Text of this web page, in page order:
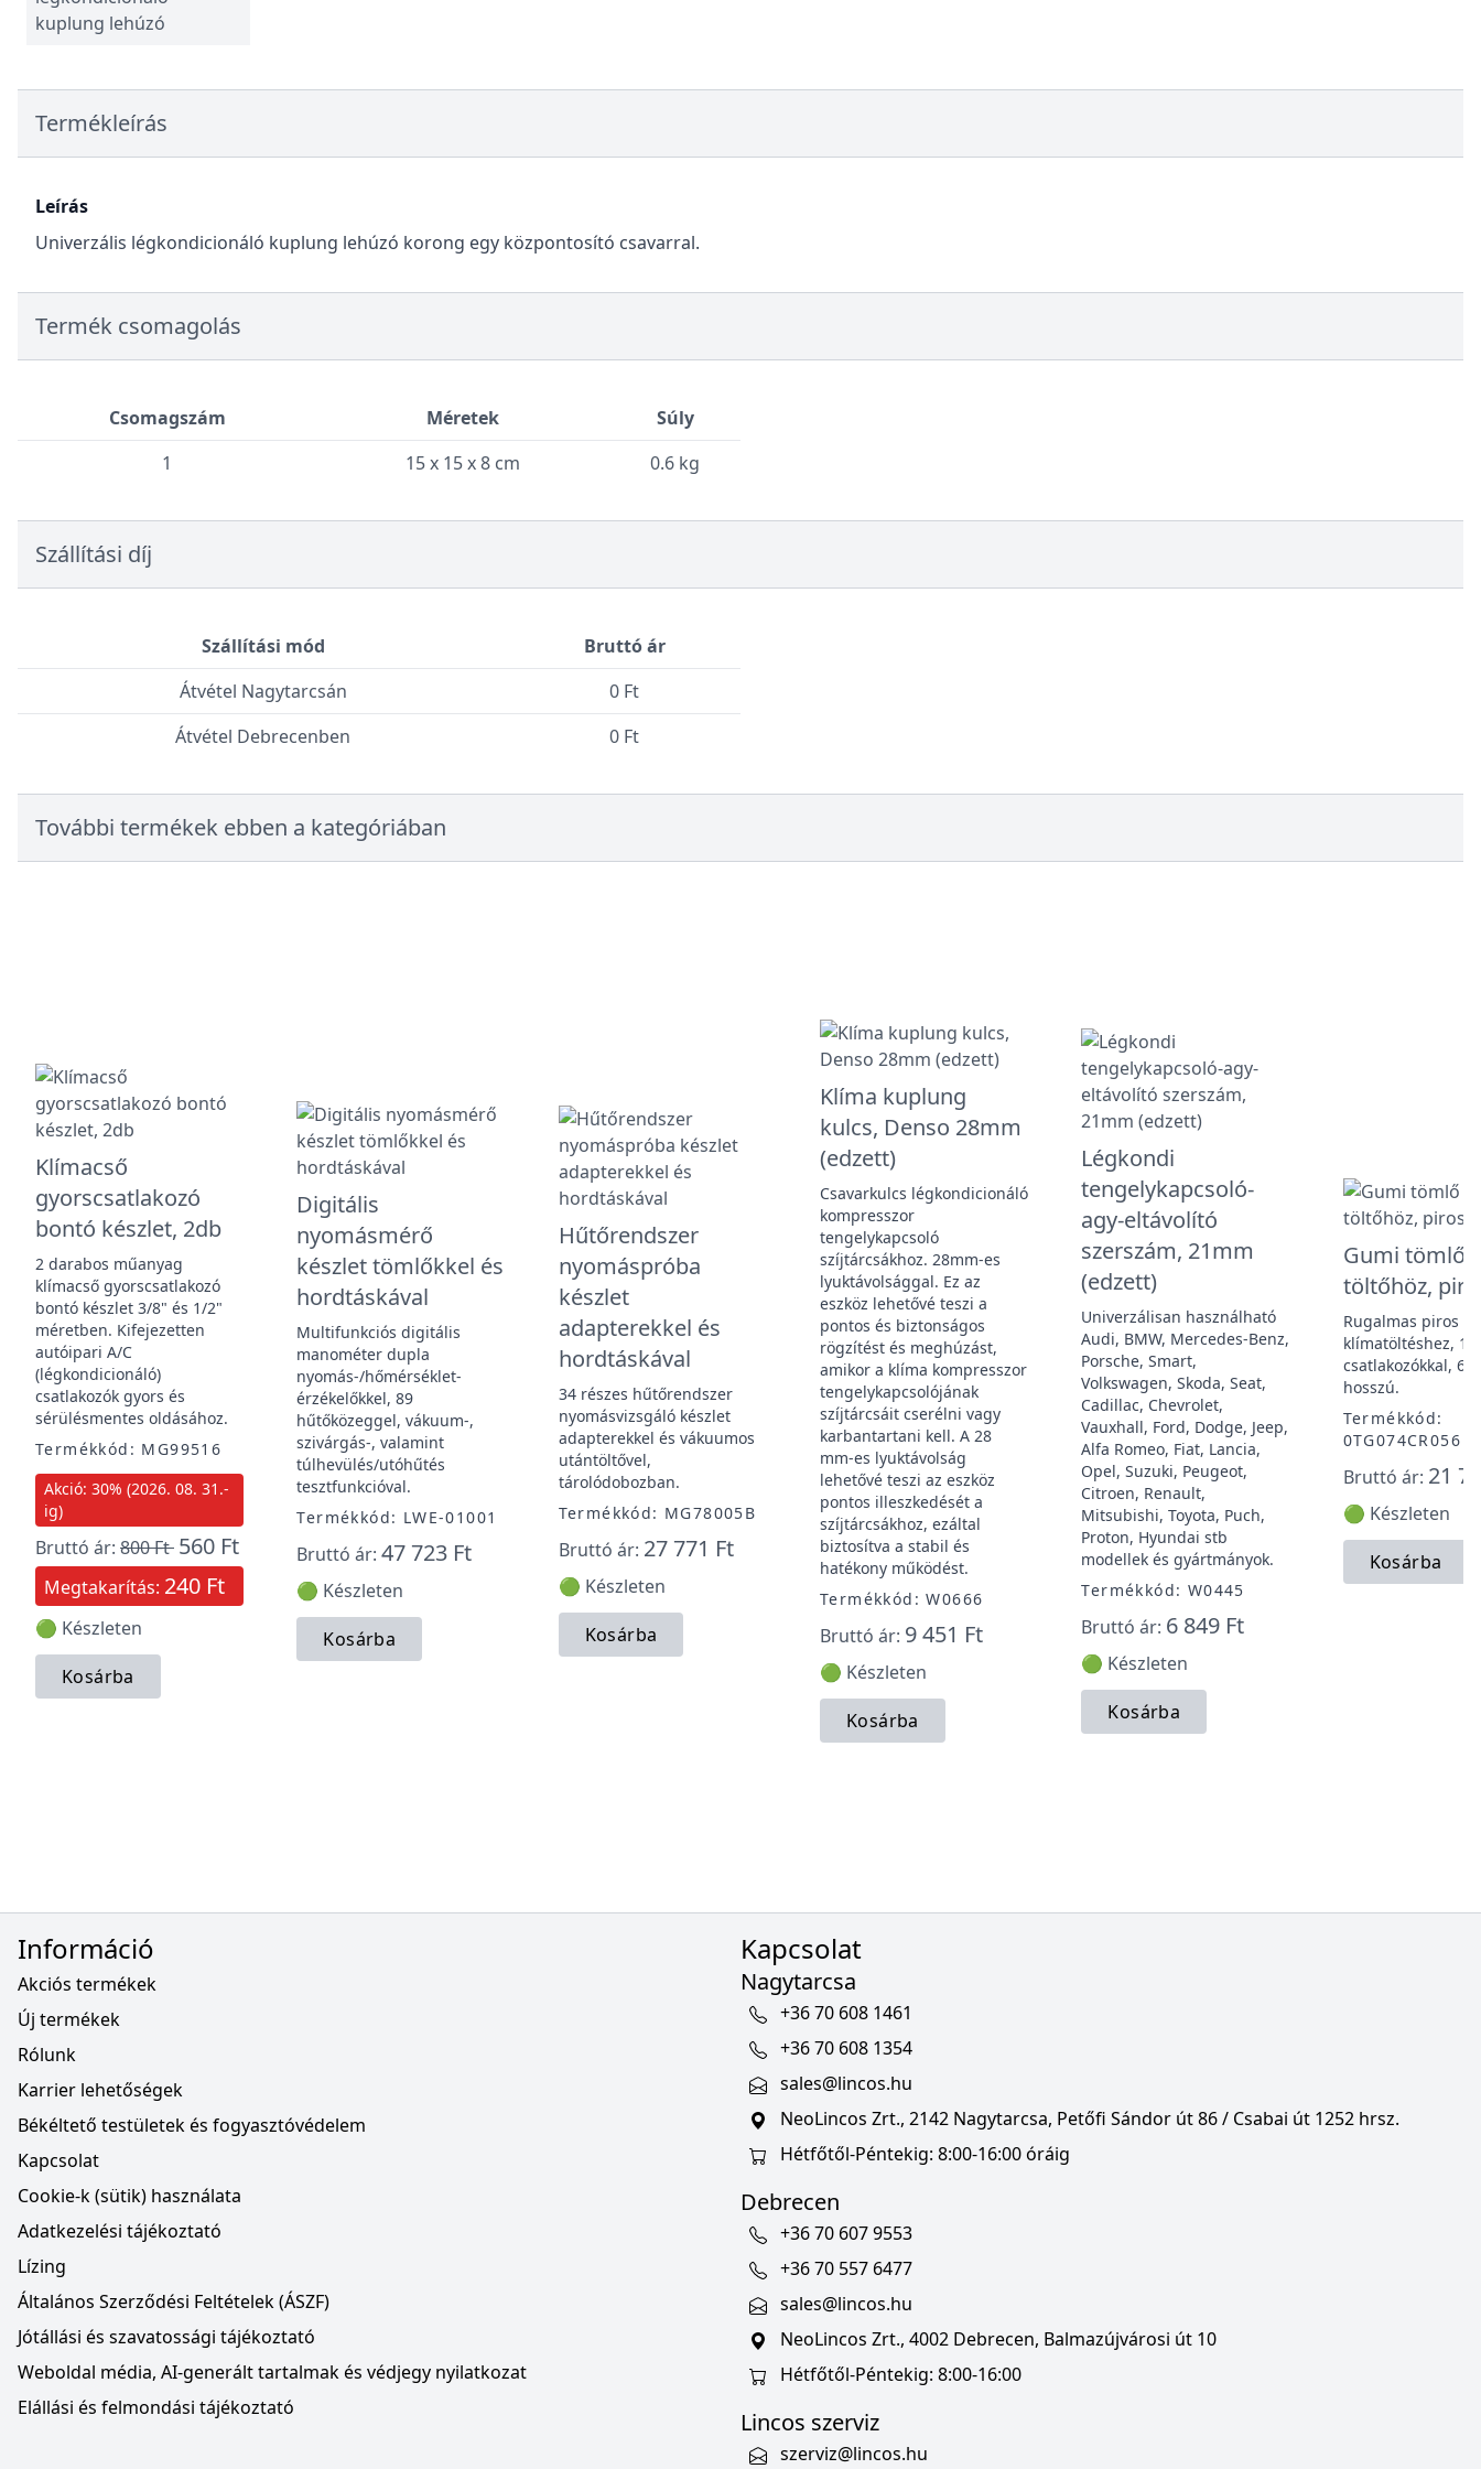
kuplung lehúzó
Termékleírás
Leírás
Univerzális légkondicionáló kuplung lehúzó korong egy központosító csavarral.
Termék csomagolás
Csomagszám Méretek
Súly
1
15 x 15 x 8 cm 0.6 kg
Szállítási díj
Szállítási mód
Bruttó ár
Átvétel Nagytarcsán
0 Ft
Átvétel Debrecenben
0 Ft
További termékek ebben a kategóriában
Klímacső
gyorscsatlakozó
bontó készlet, 2db
2 darabos műanyag
klímacső gyorscsatlakozó
bontó készlet 3/8" és 1/2"
méretben. Kifejezetten
autóipari A/C
(légkondicionáló)
csatlakozók gyors és
sérülésmentes oldásához.
Termékkód: MG99516
Akció: 30% (2026. 08. 31.-
ig)
Bruttó ár: 800 Ft 560 Ft
Megtakarítás: 240 Ft
🟢 Készleten
Kosárba
Digitális
nyomásmérő
készlet tömlőkkel és
hordtáskával
Multifunkciós digitális
manométer dupla
nyomás-/hőmérséklet-
érzékelőkkel, 89
hűtőközeggel, vákuum-,
szivárgás-, valamint
túlhevülés/utóhűtés
tesztfunkcióval.
Termékkód: LWE-01001
Bruttó ár:47 723 Ft
🟢 Készleten
Kosárba
Hűtőrendszer
nyomáspróba
készlet
adapterekkel és
hordtáskával
34 részes hűtőrendszer
nyomásvizsgáló készlet
adapterekkel és vákuumos
utántöltővel,
tárolódobozban.
Termékkód: MG78005B
Bruttó ár: 27 771 Ft
🟢 Készleten
Kosárba
Klíma kuplung
kulcs, Denso 28mm
(edzett)
Csavarkulcs légkondicionáló
kompresszor
tengelykapcsoló
szíjtárcsákhoz. 28mm-es
lyuktávolsággal. Ez az
eszköz lehetővé teszi a
pontos és biztonságos
rögzítést és meghúzást,
amikor a klíma kompresszor
tengelykapcsolójának
szíjtárcsáit cserélni vagy
karbantartani kell. A 28
mm-es lyuktávolság
lehetővé teszi az eszköz
pontos illeszkedését a
szíjtárcsákhoz, ezáltal
biztosítva a stabil és
hatékony működést.
Termékkód: W0666
Bruttó ár: 9 451 Ft
🟢 Készleten
Kosárba
Légkondi
tengelykapcsoló-
agy-eltávolító
szerszám, 21mm
(edzett)
Univerzálisan használható
Audi, BMW, Mercedes-Benz,
Porsche, Smart,
Volkswagen, Skoda, Seat,
Cadillac, Chevrolet,
Vauxhall, Ford, Dodge, Jeep,
Alfa Romeo, Fiat, Lancia,
Opel, Suzuki, Peugeot,
Citroen, Renault,
Mitsubishi, Toyota, Puch,
Proton, Hyundai stb
modellek és gyártmányok.
Termékkód: W0445
Bruttó ár: 6 849 Ft
🟢 Készleten
Kosárba
Gumi tömlő
töltőhöz,
Rugalmas piros
klímatöltéshez, 1/
csatlakozókkal, 6
hosszú.
Termékkód:
0TG074CR056
Bruttó ár: 21
🟢 Készleten
Kosárba
Információ
Akciós termékek
Új termékek
Rólunk
Karrier lehetőségek
Békéltető testületek és fogyasztóvédelem
Kapcsolat
Cookie-k (sütik) használata
Adatkezelési tájékoztató
Lízing
Általános Szerződési Feltételek (ÁSZF)
Jótállási és szavatossági tájékoztató
Weboldal média, AI-generált tartalmak és védjegy nyilatkozat
Elállási és felmondási tájékoztató
Kapcsolat
Nagytarcsa
+36 70 608 1461
+36 70 608 1354
sales@lincos.hu
NeoLincos Zrt., 2142 Nagytarcsa, Petőfi Sándor út 86 / Csabai út 1252 hrsz.
Hétfőtől-Péntekig: 8:00-16:00 óráig
Debrecen
+36 70 607 9553
+36 70 557 6477
sales@lincos.hu
NeoLincos Zrt., 4002 Debrecen, Balmazújvárosi út 10
Hétfőtől-Péntekig: 8:00-16:00
Lincos szerviz
szerviz@lincos.hu